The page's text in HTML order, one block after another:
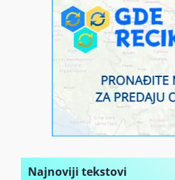
Najnoviji tekstovi